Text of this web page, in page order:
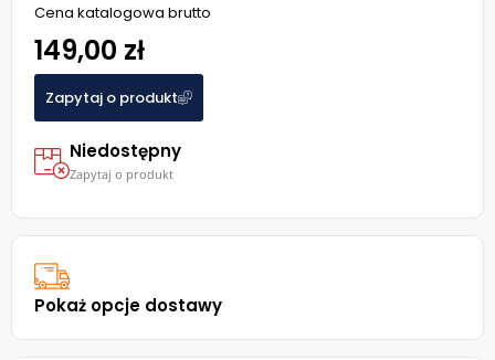
Cena katalogowa brutto
149,00 zł
Zapytaj o produkt
Niedostępny
Zapytaj o produkt
Pokaż opcje dostawy